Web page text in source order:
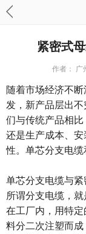
紧密式
作者： 广
随着市场经济不
发，新产品层出
们与传统产品相
还是生产成本、
性。单芯分支电
单芯分支电缆与
所谓分支电缆，
在工厂内，用特
料分二次注塑而